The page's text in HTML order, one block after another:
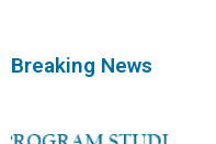
Breaking News